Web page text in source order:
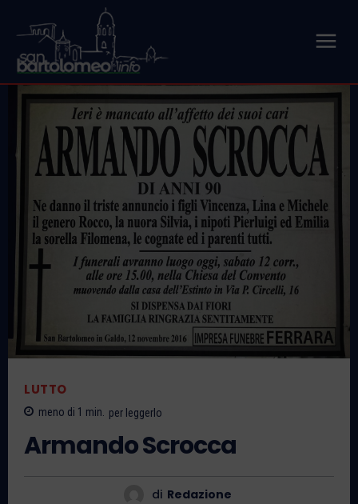
LUTTO
meno di 1 min. per leggerlo
Armando Scrocca
di Redazione